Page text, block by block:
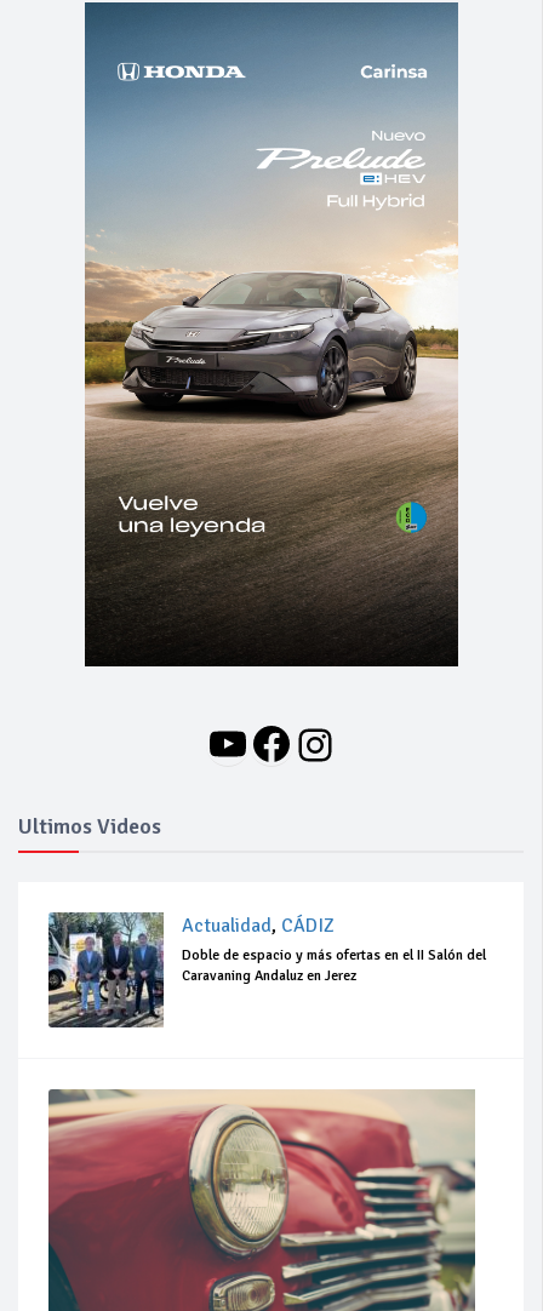
YouTube
Facebook
Instagram
Ultimos Videos
Actualidad, CÁDIZ
Doble de espacio y más ofertas en el II Salón del
Caravaning Andaluz en Jerez